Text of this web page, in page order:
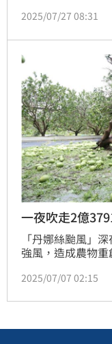
三酸甘油酯。他表
降、高密度膽固
酯也從200多降至
主。」
2025/07/27 08:31
一夜吹走2億
「丹娜絲颱風」
強風，造成農物
受損作物主要為文
萬元；其次為龍
動災損應變會議。
2025/07/07 02:15